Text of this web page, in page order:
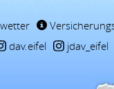
dav.eifel jdav_eifel